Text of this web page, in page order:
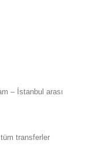
– İstanbul arası
transferler